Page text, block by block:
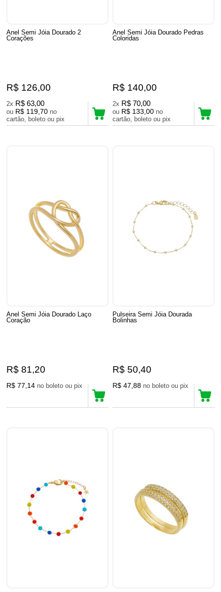
Anel Semi Jóia Dourado 2
Corações
R$ 126,00
2x R$ 63,00
ou R$ 119,70 no
cartão, boleto ou pix
Anel Semi Jóia Dourado Pedras
Coloridas
R$ 140,00
2x R$ 70,00
ou R$ 133,00 no
cartão, boleto ou pix
Anel Semi Jóia Dourado Laço
Coração
R$ 81,20
R$ 77,14 no boleto ou pix
Pulseira Semi Jóia Dourada
Bolinhas
R$ 50,40
R$ 47,88 no boleto ou pix